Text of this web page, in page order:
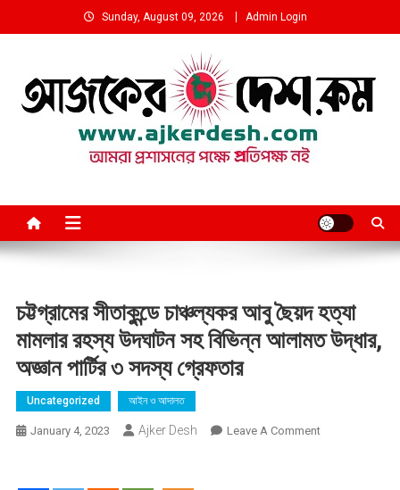
to
Sunday, August 09, 2026 Admin Login
চট্টগ্রামের সীতাকুন্ডে চাঞ্চল্যকর আবু ছৈয়দ হত্যা
মামলার রহস্য উদঘাটন সহ বিভিন্ন আলামত উদ্ধার,
অজ্ঞান পার্টির ৩ সদস্য গ্রেফতার
Uncategorized আইন ও আদালত
January 4, 2023 Ajker Desh Leave A CommentOn